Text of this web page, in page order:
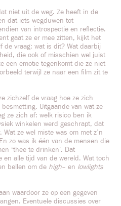
niet uit de weg. Ze heeft in de
dat iets wegduwen tot
van introspectie en reflectie.
gaat ze er mee zitten, kijkt het
de vraag: wat is dit? Wat daarbij
die ook of misschien wel juist
een emotie tegenkomt die ze niet
terwijl ze naar een film zit te
zichzelf de vraag hoe ze zich
Uitgaande van wat ze
ze zich af: welk risico ben ik
winkelen werd geschrapt, dat
ze wel miste was om met z’n
zo was ik één van de mensen die
‘thee te drinken’. Dat
en alle tijd van de wereld. Wat toch
bellen om de high– en lowlights
waardoor ze op een gegeven
Eventuele discussies over